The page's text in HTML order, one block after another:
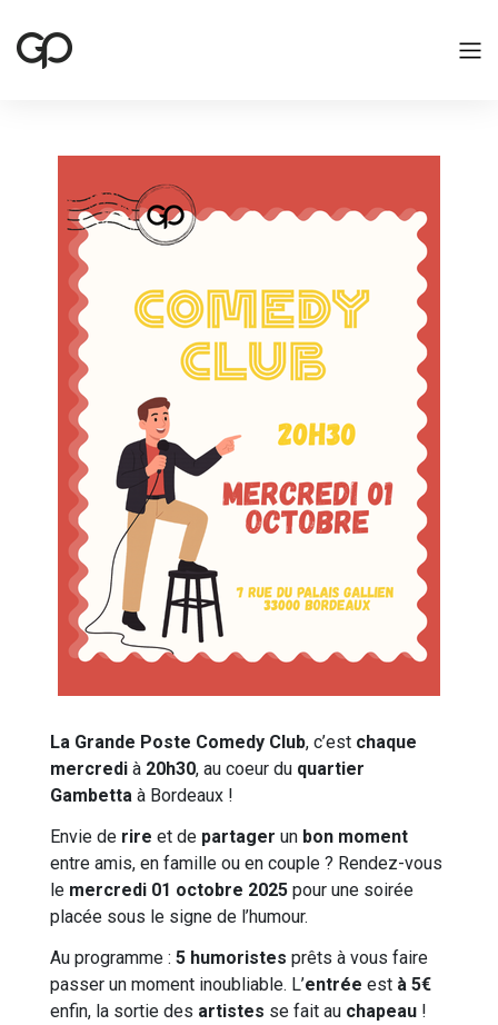
La Grande Poste Comedy Club, c’est chaque
mercredi à 20h30, au coeur du quartier
Gambetta à Bordeaux !
Envie de rire et de partager un bon moment
entre amis, en famille ou en couple ? Rendez-vous
le mercredi 01 octobre 2025 pour une soirée
placée sous le signe de l’humour.
Au programme : 5 humoristes prêts à vous faire
passer un moment inoubliable. L’entrée est à 5€
enfin, la sortie des artistes se fait au chapeau !